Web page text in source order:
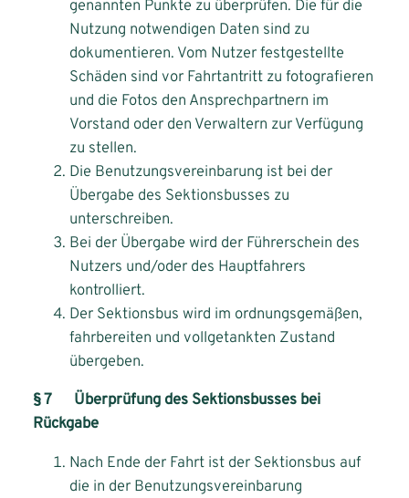
genannten Punkte zu überprüfen. Die für die
Nutzung notwendigen Daten sind zu
dokumentieren. Vom Nutzer festgestellte
Schäden sind vor Fahrtantritt zu fotografieren
und die Fotos den Ansprechpartnern im
Vorstand oder den Verwaltern zur Verfügung
zu stellen.
Die Benutzungsvereinbarung ist bei der
Übergabe des Sektionsbusses zu
unterschreiben.
Bei der Übergabe wird der Führerschein des
Nutzers und/oder des Hauptfahrers
kontrolliert.
Der Sektionsbus wird im ordnungsgemäßen,
fahrbereiten und vollgetankten Zustand
übergeben.
§ 7 Überprüfung des Sektionsbusses bei
Rückgabe
Nach Ende der Fahrt ist der Sektionsbus auf
die in der Benutzungsvereinbarung